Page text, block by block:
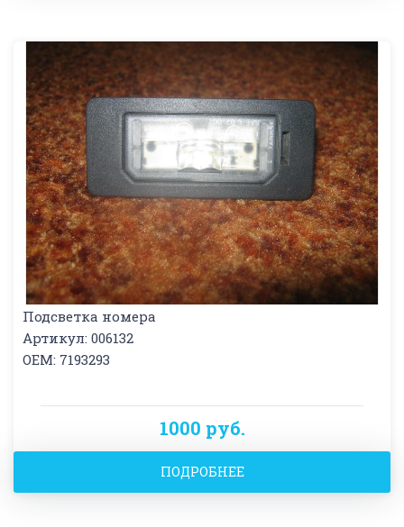
Подсветка номера
Артикул: 006132
OEM: 7193293
1000 руб.
ПОДРОБНЕЕ